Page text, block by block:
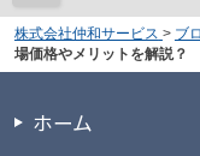
株式会社仲和サービス > ブ
場価格やメリットを解説？
ホーム